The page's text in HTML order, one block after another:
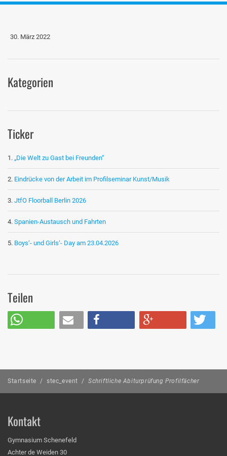
30. März 2022
Kategorien
Ticker
„Die Welt zu Gast bei Freunden“
Eindrücke von der Arbeit im Profilseminar Kunst/Musik
JtfO Floorball Berlin 2026
Spanien-Austausch und Fahrten
Boys‘- und Girls‘- Day am 23.04.2026
Teilen
Startseite / stec_event / Schriftliche Abiturprüfung Profilfächer
Kontakt
Gymnasium Schenefeld
Achter de Weiden 30